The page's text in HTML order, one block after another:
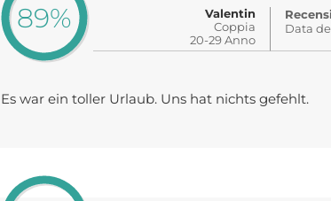
89%
Valentin
Coppia
20-29 Anno
Data
Es war ein toller Urlaub. Uns hat nichts gefehlt.